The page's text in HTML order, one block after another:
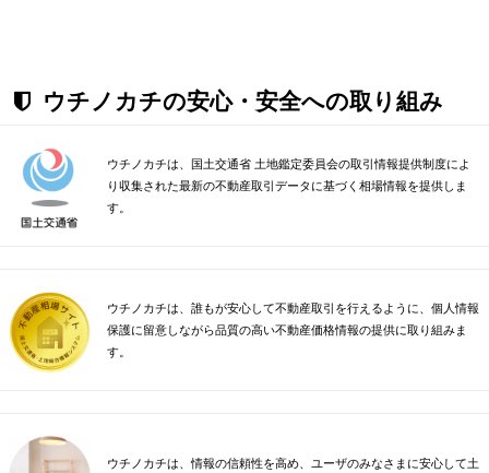
ウチノカチの安心・安全への取り組み
ウチノカチは、国土交通省 土地鑑定委員会の取引情報提供制度によ
り収集された最新の不動産取引データに基づく相場情報を提供しま
す。
ウチノカチは、誰もが安心して不動産取引を行えるように、個人情報
保護に留意しながら品質の高い不動産価格情報の提供に取り組みま
す。
ウチノカチは、情報の信頼性を高め、ユーザのみなさまに安心して土